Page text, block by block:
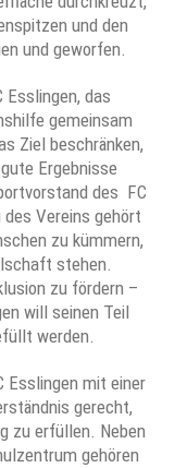
und den
und geworfen.
Esslingen, das
gemeinsam
Ziel beschränken,
Ergebnisse
des FC
Vereins gehört
zu kümmern,
stehen.
zu fördern –
will seinen Teil
werden.
Esslingen mit einer
gerecht,
zu erfüllen. Neben
gehören